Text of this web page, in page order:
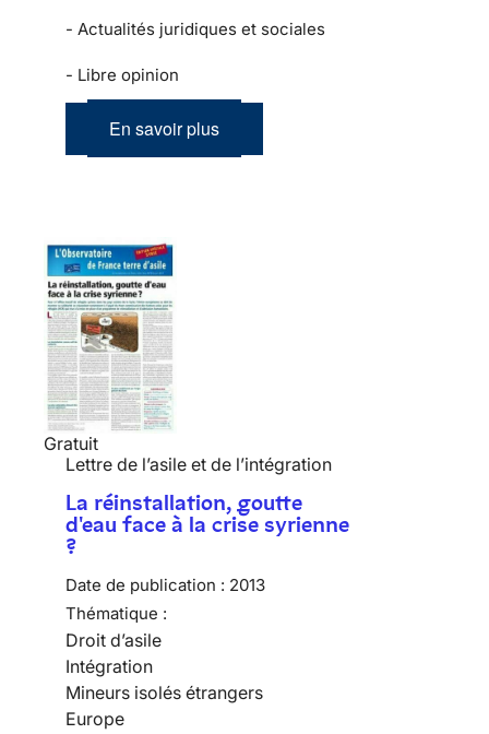
- Actualités juridiques et sociales
- Libre opinion
En savoir plus
Gratuit
Lettre de l’asile et de l’intégration
La réinstallation, goutte
d'eau face à la crise syrienne
?
Date de publication : 2013
Thématique :
Droit d’asile
Intégration
Mineurs isolés étrangers
Europe